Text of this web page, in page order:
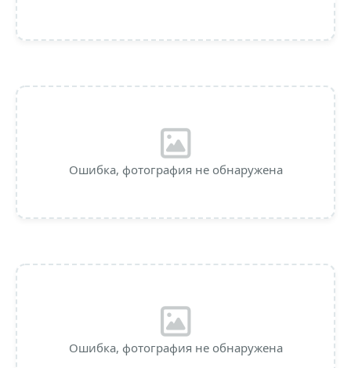
Ошибка, фотография не обнаружена
Ошибка, фотография не обнаружена